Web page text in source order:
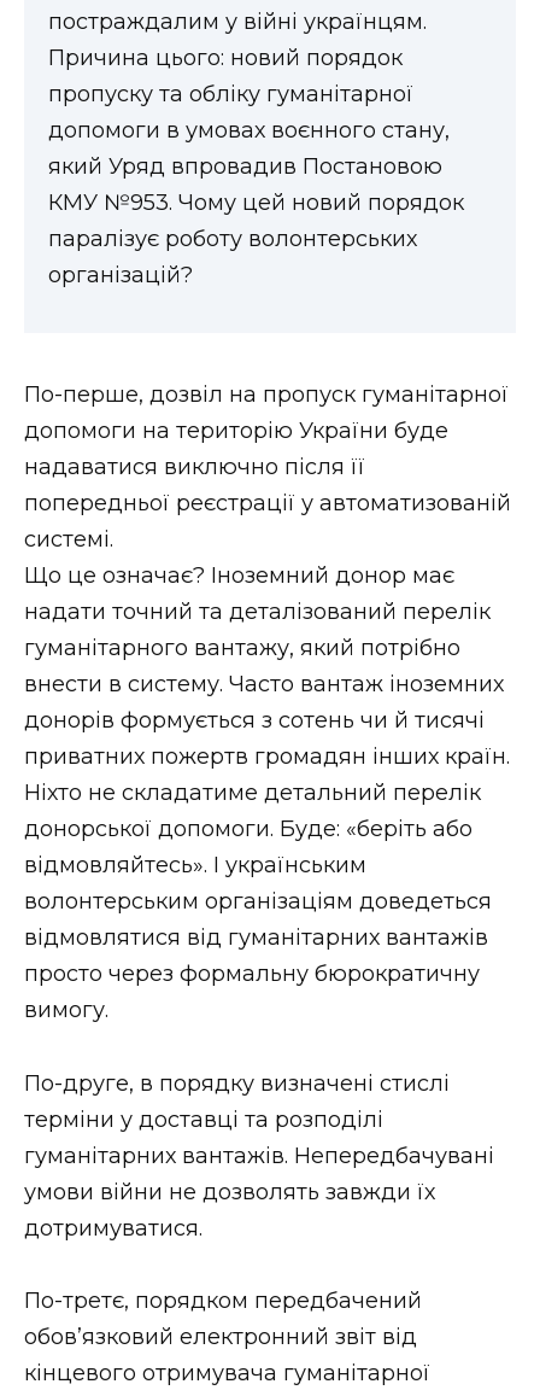
постраждалим у війні українцям.
Причина цього: новий порядок
пропуску та обліку гуманітарної
допомоги в умовах воєнного стану,
який Уряд впровадив Постановою
КМУ №953. Чому цей новий порядок
паралізує роботу волонтерських
організацій?
По-перше, дозвіл на пропуск гуманітарної
допомоги на територію України буде
надаватися виключно після її
попередньої реєстрації у автоматизованій
системі.
Що це означає? Іноземний донор має
надати точний та деталізований перелік
гуманітарного вантажу, який потрібно
внести в систему. Часто вантаж іноземних
донорів формується з сотень чи й тисячі
приватних пожертв громадян інших країн.
Ніхто не складатиме детальний перелік
донорської допомоги. Буде: «беріть або
відмовляйтесь». І українським
волонтерським організаціям доведеться
відмовлятися від гуманітарних вантажів
просто через формальну бюрократичну
вимогу.
По-друге, в порядку визначені стислі
терміни у доставці та розподілі
гуманітарних вантажів. Непередбачувані
умови війни не дозволять завжди їх
дотримуватися.
По-третє, порядком передбачений
обов’язковий електронний звіт від
кінцевого отримувача гуманітарної